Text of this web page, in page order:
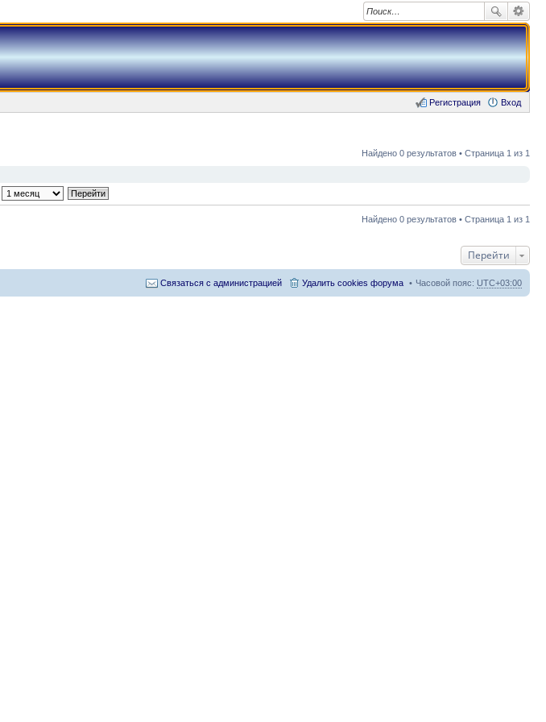
Вход
Регистрация
Найдено 0 результатов • Страница 1 из 1
Найдено 0 результатов • Страница 1 из 1
Перейти
Часовой пояс: UTC+03:00
Удалить cookies форума
Связаться с администрацией